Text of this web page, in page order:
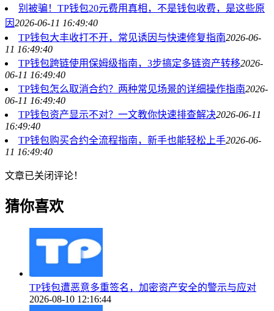
别被骗！TP钱包20元费用真相，不是钱包收费，是这些原
因2026-06-11 16:49:40
TP钱包大丰收打不开，常见诱因与快速修复指南2026-06-
11 16:49:40
TP钱包跨链使用保姆级指南，3步搞定多链资产转移2026-
06-11 16:49:40
TP钱包怎么取消合约？两种常见场景的详细操作指南2026-
06-11 16:49:40
TP钱包资产显示不对？一文教你快速排查解决2026-06-11
16:49:40
TP钱包购买合约全流程指南，新手也能轻松上手2026-06-
11 16:49:40
文章已关闭评论！
猜你喜欢
TP钱包遭恶意多重签名，加密资产安全的警示与应对
2026-08-10 12:16:44